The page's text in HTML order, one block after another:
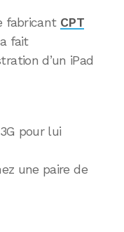
fabricant CPT
fait
d’un iPad
pour lui
une paire de